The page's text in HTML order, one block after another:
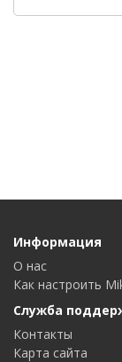
Информация
О нас
Как настроить
Служба
Контакты
Карта сайта